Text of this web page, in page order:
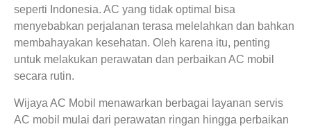
seperti Indonesia. AC yang tidak optimal bisa
menyebabkan perjalanan terasa melelahkan dan bahkan
membahayakan kesehatan. Oleh karena itu, penting
untuk melakukan perawatan dan perbaikan AC mobil
secara rutin.
Wijaya AC Mobil menawarkan berbagai layanan servis
AC mobil mulai dari perawatan ringan hingga perbaikan